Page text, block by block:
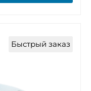
Быстрый заказ